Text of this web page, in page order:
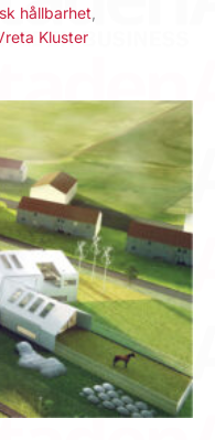
hållbarhet
Kluster